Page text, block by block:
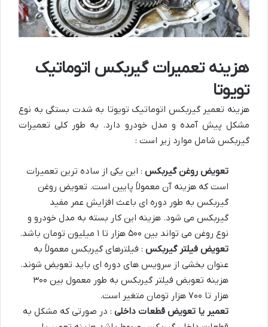
هزینه تعمیرات گیربکس اتوماتیک
تویوتا
هزینه تعمیر گیربکس اتوماتیک تویوتا به شدت بستگی به نوع
مشکل پیش آمده و مدل خودرو دارد. به طور کلی تعمیرات
گیربکس شامل موارد زیر است :
تعویض روغن گیربکس : این یکی از ساده ترین تعمیرات
است که هزینه آن معمولاً پایین است. تعویض روغن
گیربکس به طور دوره ای باعث افزایش عمر مفید
گیربکس می شود. هزینه این کار بسته به مدل خودرو و
نوع روغن می تواند بین ۵۰۰ هزار تا ۱ میلیون تومان باشد.
تعویض فیلتر گیربکس : فیلترهای گیربکس معمولاً به
عنوان بخشی از سرویس های دوره ای باید تعویض شوند.
هزینه تعویض فیلتر گیربکس به طور معمول بین ۳۰۰
هزار تا ۷۰۰ هزار تومان متغیر است.
تعمیر یا تعویض قطعات داخلی : در صورتی که مشکل به